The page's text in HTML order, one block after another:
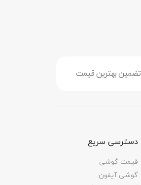
تضمین بهترین قیمت
دسترسی سریع
قیمت گوشی
گوشی آیفون